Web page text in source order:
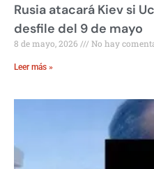
Rusia atacará Kiev si
desfile del 9 de mayo
8 de mayo, 2026 No hay
Leer más »